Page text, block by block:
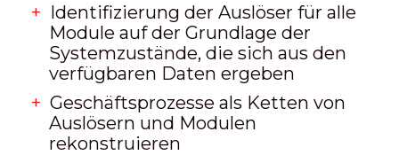
Identifizierung der Auslöser für alle
Module auf der Grundlage der
Systemzustände, die sich aus den
verfügbaren Daten ergeben
Geschäftsprozesse als Ketten von
Auslösern und Modulen
rekonstruieren